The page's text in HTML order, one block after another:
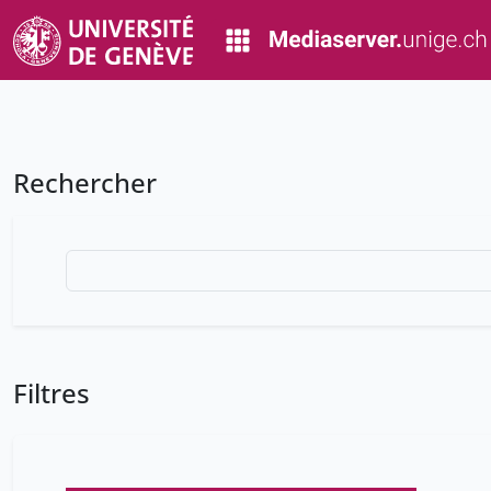
Rechercher
Filtres